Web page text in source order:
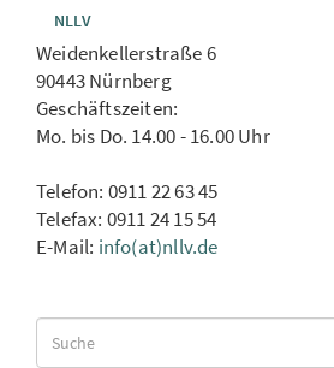
NLLV
Weidenkellerstraße 6
90443 Nürnberg
Geschäftszeiten:
Mo. bis Do. 14.00 - 16.00 Uhr
Telefon: 0911 22 63 45
Telefax: 0911 24 15 54
E-Mail: info(at)nllv.de